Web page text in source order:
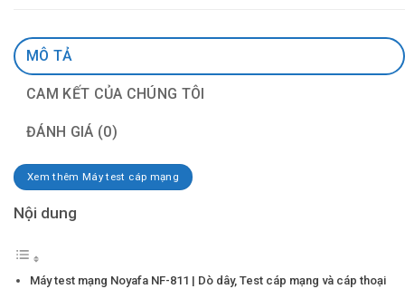
MÔ TẢ
CAM KẾT CỦA CHÚNG TÔI
ĐÁNH GIÁ (0)
Xem thêm Máy test cáp mạng
Nội dung
Máy test mạng Noyafa NF-811 | Dò dây, Test cáp mạng và cáp thoại